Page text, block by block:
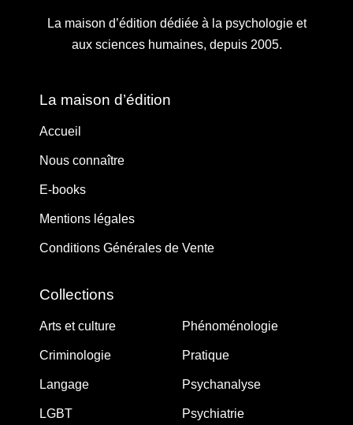
La maison d’édition dédiée à la psychologie et
aux sciences humaines, depuis 2005.
La maison d’édition
Accueil
Nous connaître
E-books
Mentions légales
Conditions Générales de Vente
Collections
Arts et culture
Criminologie
Langage
LGBT
Phénoménologie
Pratique
Psychanalyse
Psychiatrie